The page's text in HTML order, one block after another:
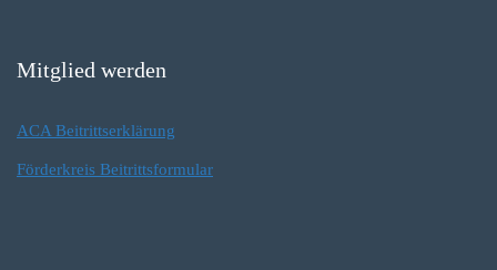
Mitglied werden
ACA Beitrittserklärung
Förderkreis Beitrittsformular